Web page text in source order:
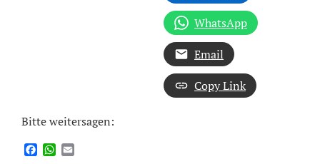
WhatsApp
Email
Copy Link
Bitte weitersagen:
FacebookWhatsApp